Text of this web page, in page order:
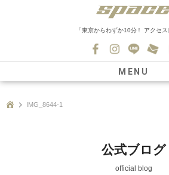
「東京からわずか10分！ アクセス
MENU
新車情報
在庫車情報
IMG_8644-1
公式ブログ
official blog